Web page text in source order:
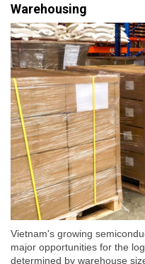
Warehousing
Vietnam's growing
major opportunities for the
determined by warehouse